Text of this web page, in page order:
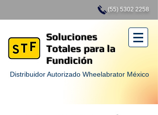
(55) 5302 2258
Distribuidor Autorizado Wheelabrator México
Soluciones
Totales para la
Fundición